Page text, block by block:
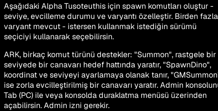
Aşağıdaki Alpha Tusoteuthis için spawn komutları oluştur -
seviye, evcilleme durumu ve varyantı özelleştir. Birden fazla
varyant mevcut - istersen kullanmak istediğin sürümü
seçiciyi kullanarak seçebilirsin.
ARK, birkaç komut türünü destekler: "Summon", rastgele bir
seviyede bir canavarı hedef hattında yaratır, "SpawnDino",
koordinat ve seviyeyi ayarlamaya olanak tanır,
ise zorla evcilleştirilmiş bir canavarı yaratır. Admin
Tab (PC) ile veya konsolda duraklatma menüsü üzerinden
açabilirsin. Admin izni gerekir.